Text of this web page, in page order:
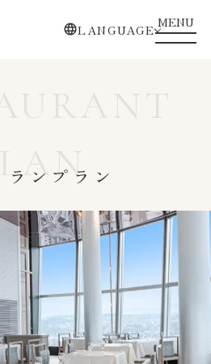
LANGUAGEMENU
ランプラン